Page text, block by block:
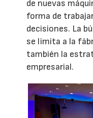
de nuevas
forma de
decisiones. La
se limita a la
también la
empresarial.